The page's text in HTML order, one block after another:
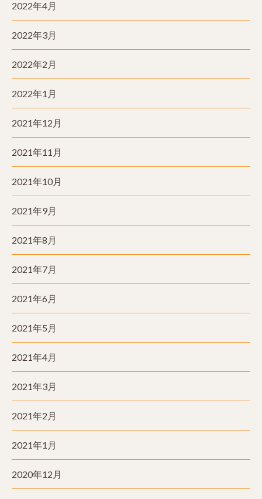
2022年4月
2022年3月
2022年2月
2022年1月
2021年12月
2021年11月
2021年10月
2021年9月
2021年8月
2021年7月
2021年6月
2021年5月
2021年4月
2021年3月
2021年2月
2021年1月
2020年12月